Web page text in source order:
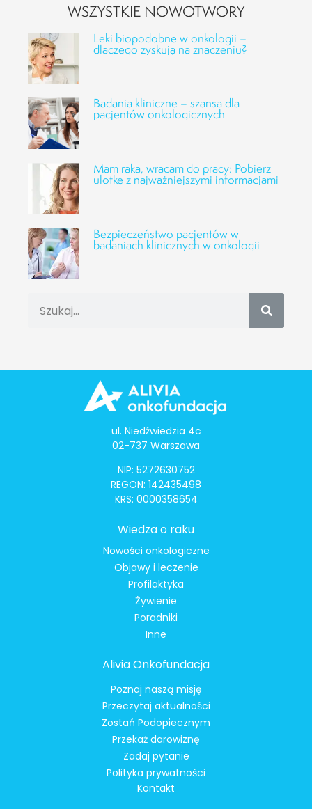
WSZYSTKIE NOWOTWORY
Leki biopodobne w onkologii –
dlaczego zyskują na znaczeniu?
Badania kliniczne – szansa dla
pacjentów onkologicznych
Mam raka, wracam do pracy: Pobierz
ulotkę z najważniejszymi informacjami
Bezpieczeństwo pacjentów w
badaniach klinicznych w onkologii
ul. Niedźwiedzia 4c
02-737 Warszawa
NIP: 5272630752
REGON: 142435498
KRS: 0000358654
Wiedza o raku
Nowości onkologiczne
Objawy i leczenie
Profilaktyka
Żywienie
Poradniki
Inne
Alivia Onkofundacja
Poznaj naszą misję
Przeczytaj aktualności
Zostań Podopiecznym
Przekaż darowiznę
Zadaj pytanie
Polityka prywatności
Kontakt